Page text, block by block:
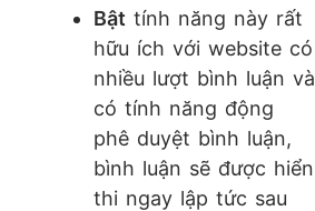
Bật tính năng này rất
hữu ích với website có
nhiều lượt bình luận và
có tính năng động
phê duyệt bình luận,
bình luận sẽ được hiển
thi ngay lập tức sau